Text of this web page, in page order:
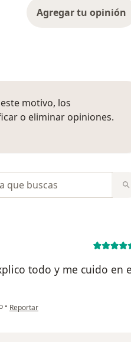
Agregar tu opinión
motivo, los
o eliminar opiniones.
todo y me cuido en
• en opinión del usuario hedom
Reportar